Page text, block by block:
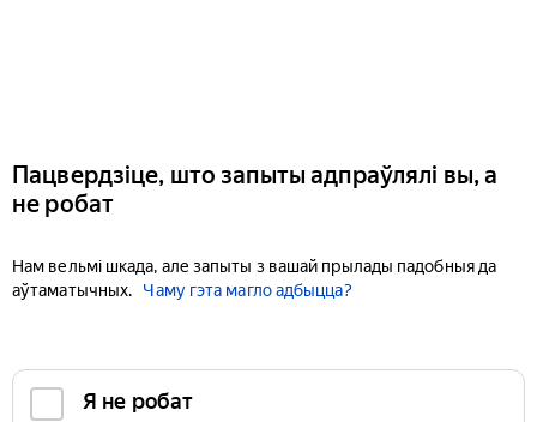
Пацвердзіце, што запыты адпраўлялі вы, а
не робат
Нам вельмі шкада, але запыты з вашай прылады падобныя да
аўтаматычных.
Чаму гэта магло адбыцца?
Я не робат